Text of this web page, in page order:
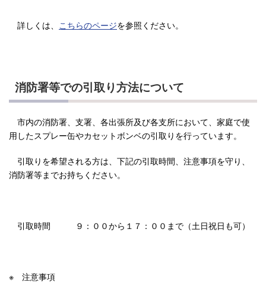
詳しくは、 こちらのページを参照ください。
消防署等での引取り方法について
市内の消防署、支署、各出張所及び各支所において、家庭で使
用したスプレー缶やカセットボンベの引取りを行っています。
引取りを希望される方は、下記の引取時間、注意事項を守り、
消防署等までお持ちください。
引取時間 ９：００から１７：００まで（土日祝日も可）
※ 注意事項